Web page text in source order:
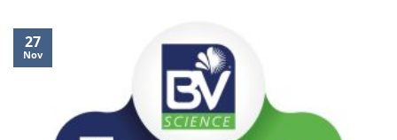
27
Nov